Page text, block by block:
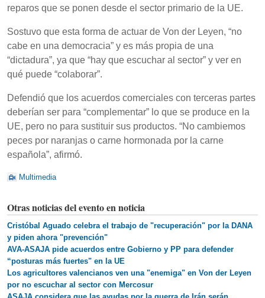
reparos que se ponen desde el sector primario de la UE.
Sostuvo que esta forma de actuar de Von der Leyen, “no
cabe en una democracia” y es más propia de una
“dictadura”, ya que “hay que escuchar al sector” y ver en
qué puede “colaborar”.
Defendió que los acuerdos comerciales con terceras partes
deberían ser para “complementar” lo que se produce en la
UE, pero no para sustituir sus productos. “No cambiemos
peces por naranjas o carne hormonada por la carne
española”, afirmó.
Multimedia
Otras noticias del evento en noticia
Cristóbal Aguado celebra el trabajo de "recuperación" por la DANA
y piden ahora "prevención"
AVA-ASAJA pide acuerdos entre Gobierno y PP para defender
“posturas más fuertes" en la UE
Los agricultores valencianos ven una "enemiga" en Von der Leyen
por no escuchar al sector con Mercosur